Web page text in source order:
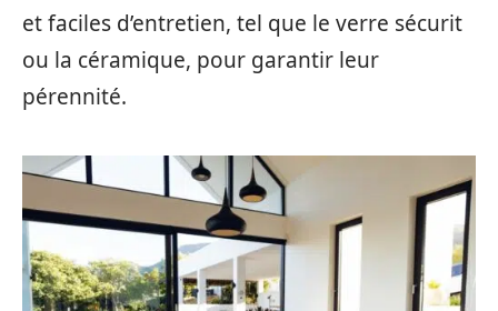
et faciles d’entretien, tel que le verre sécurit
ou la céramique, pour garantir leur
pérennité.